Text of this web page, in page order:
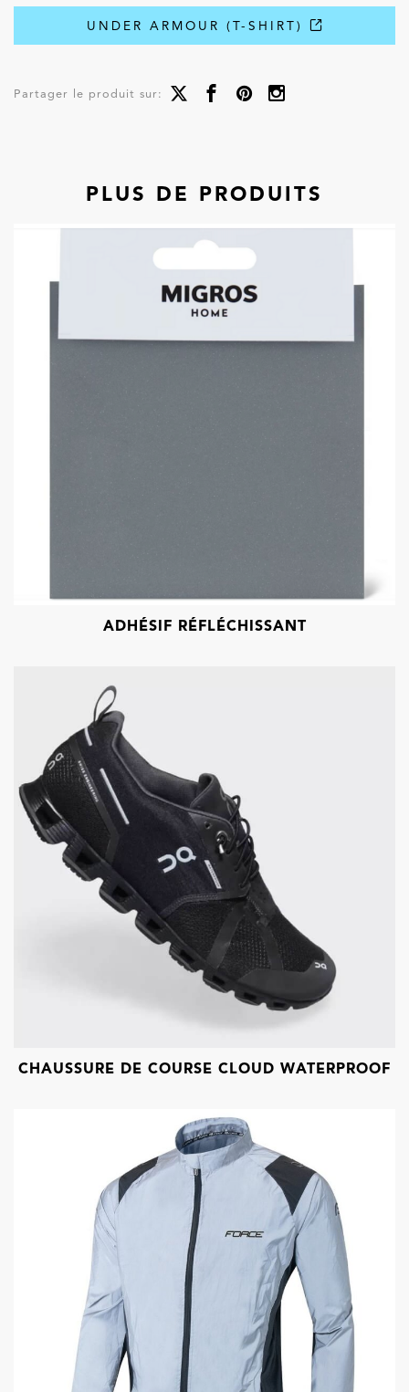
UNDER ARMOUR (T-SHIRT)
Partager le produit sur:
PLUS DE PRODUITS
ADHÉSIF RÉFLÉCHISSANT
CHAUSSURE DE COURSE CLOUD WATERPROOF